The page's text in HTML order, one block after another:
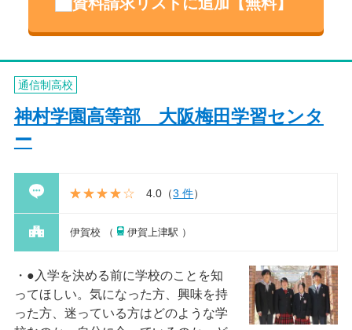
通信制高校
神村学園高等部 大阪梅田学習センタ
ー
4.0 （3 件）
伊賀校 （ 伊賀上津駅 ）
●入学を決める前に学校のことを知
ってほしい。気になった方、興味を持
った方、迷っている方はどのような学